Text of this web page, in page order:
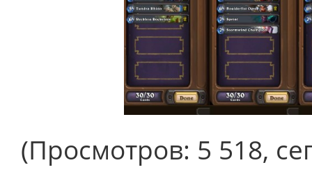
(Просмотров: 5 518,